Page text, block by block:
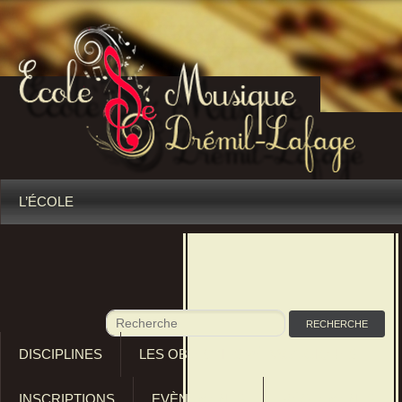
L’ÉCOLE
DISCIPLINES LES OBJECTIFS PÉDAGOGIQUES
INSCRIPTIONS EVÈNEMENTS